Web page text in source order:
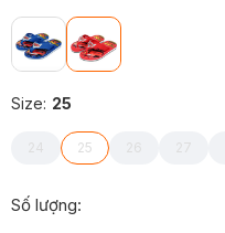
Size: 25
24 25 26 27
Số lượng: